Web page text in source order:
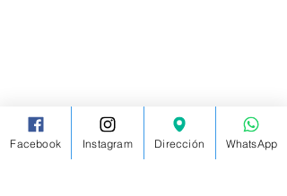
Facebook Instagram Dirección WhatsApp